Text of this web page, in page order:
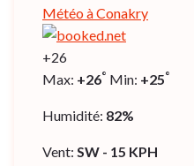
Météo à Conakry
+26
Max: +26° Min: +25°
Humidité: 82%
Vent: SW - 15 KPH